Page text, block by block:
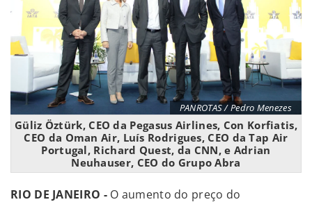
PANROTAS / Pedro Menezes
Güliz Öztürk, CEO da Pegasus Airlines, Con Korfiatis,
CEO da Oman Air, Luís Rodrigues, CEO da Tap Air
Portugal, Richard Quest, da CNN, e Adrian
Neuhauser, CEO do Grupo Abra
RIO DE JANEIRO - O aumento do preço do